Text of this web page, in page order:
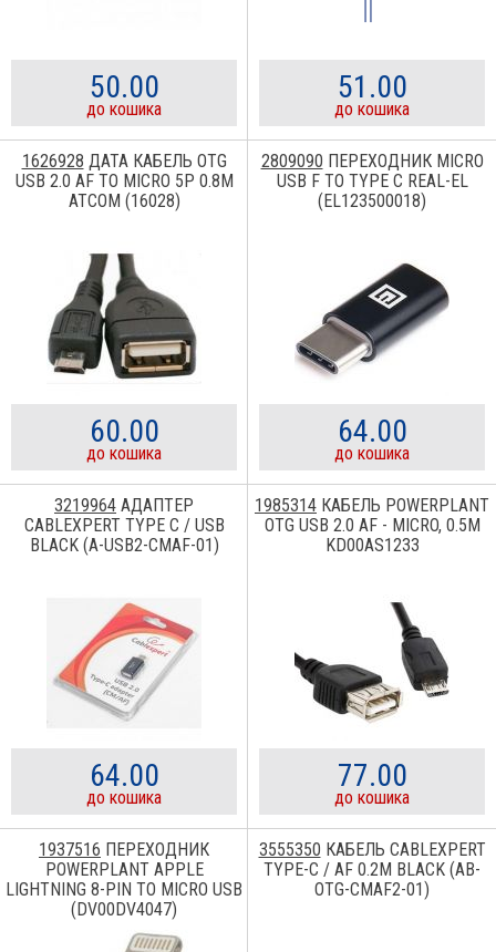
50.00
до кошика
51.00
до кошика
1626928 ДАТА КАБЕЛЬ OTG
USB 2.0 AF TO MICRO 5P 0.8M
ATCOM (16028)
60.00
до кошика
2809090 ПЕРЕХОДНИК MICRO
USB F TO TYPE C REAL-EL
(EL123500018)
64.00
до кошика
3219964 АДАПТЕР
CABLEXPERT TYPE C / USB
BLACK (A-USB2-CMAF-01)
64.00
до кошика
1985314 КАБЕЛЬ POWERPLANT
OTG USB 2.0 AF - MICRO, 0.5М
KD00AS1233
77.00
до кошика
1937516 ПЕРЕХОДНИК
POWERPLANT APPLE
LIGHTNING 8-PIN TO MICRO USB
(DV00DV4047)
3555350 КАБЕЛЬ CABLEXPERT
TYPE-C / AF 0.2M BLACK (AB-
OTG-CMAF2-01)